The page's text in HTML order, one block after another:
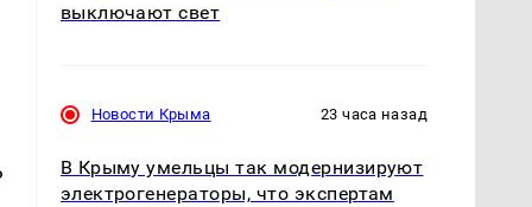
выключают свет
Новости Крыма 23 часа назад
В Крыму умельцы так модернизируют
электрогенераторы, что экспертам